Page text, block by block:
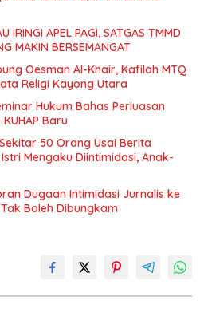
IRINGI APEL PAGI, SATGAS TMMD
MAKIN BERSEMANGAT
Oesman Al-Khair, Kafilah MTQ
Religi Kayong Utara
Hukum Bahas Perluasan
Baru
50 Orang Usai Berita
Mengaku Diintimidasi, Anak-
Dugaan Intimidasi Jurnalis ke
Boleh Dibungkam